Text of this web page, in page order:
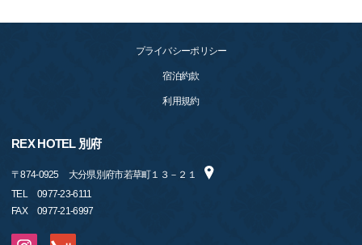
プライバシーポリシー
宿泊約款
利用規約
REX HOTEL 別府
〒874-0925
大分県別府市若草町１３－２１
TEL
0977-23-6111
FAX
0977-21-6997